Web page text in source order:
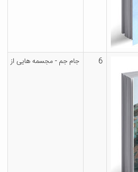
6 جام جم - مجسمه هایی از